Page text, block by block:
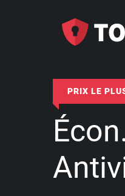
PRIX LE
Écon.